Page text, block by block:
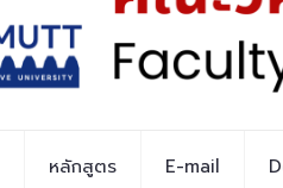
หลักสูตร E-mail